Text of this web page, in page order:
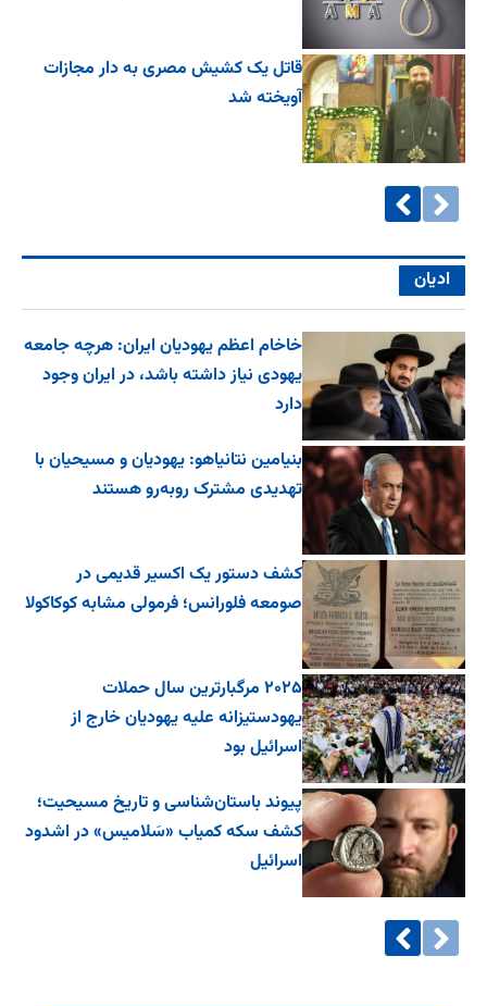
قاتل یک کشیش مصری به دار مجازات
آویخته شد
ادیان
خاخام اعظم یهودیان ایران: هرچه جامعه
یهودی نیاز داشته باشد، در ایران وجود
دارد
بنیامین نتانیاهو: یهودیان و مسیحیان با
تهدیدی مشترک روبه‌رو هستند
کشف دستور یک اکسیر قدیمی در
صومعه فلورانس؛ فرمولی مشابه کوکاکولا
۲۰۲۵ مرگبارترین سال حملات
یهودستیزانه علیه یهودیان خارج از
اسرائیل بود
پیوند باستان‌شناسی و تاریخ مسیحیت؛
کشف سکه کمیاب «سَلامیس» در اشدود
اسرائیل